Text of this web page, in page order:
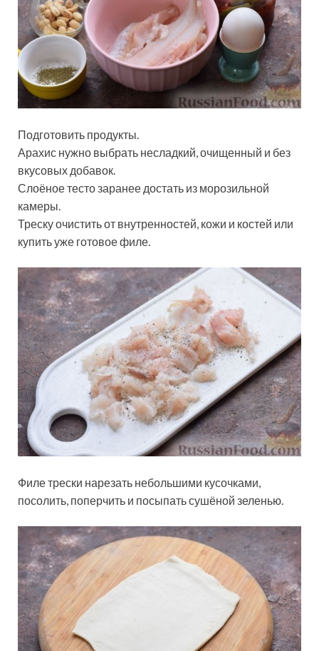
Подготовить продукты.
Арахис нужно выбрать несладкий, очищенный и без
вкусовых добавок.
Слоёное тесто заранее достать из морозильной
камеры.
Треску очистить от внутренностей, кожи и костей или
купить уже готовое филе.
Филе трески нарезать небольшими кусочками,
посолить, поперчить и посыпать сушёной зеленью.